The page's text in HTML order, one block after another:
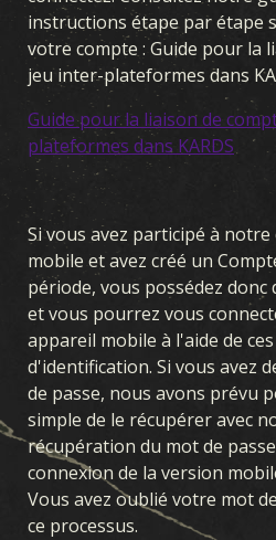
instructions étape par étape
votre compte : Guide pour la
jeu inter-plateformes dans
Guide pour la liaison de
plateformes dans KARDS
Si vous avez participé à
mobile et avez créé un
période, vous possédez donc
et vous pourrez vous
appareil mobile à l'aide de
d'identification. Si vous avez
de passe, nous avons prévu
simple de le récupérer avec
récupération du mot de
connexion de la version
Vous avez oublié votre mot
ce processus.
FRONT INTÉRIEUR
SUPRÉMATIE
GUERRE NAVALE
FRONT
OPÉRATIONS SECRÈTES
GUERRE
FRÈRES D'ARMES
LÉGIONS
THÉÂTRES DE GUERRE